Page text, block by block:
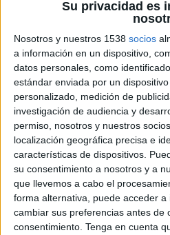
Su privacidad es
Nosotros y nuestros 1538 socios
a información en un dispositivo,
datos personales, como
estándar enviada por un
personalizado, medición de
investigación de audiencia y
permiso, nosotros y nuestros
localización geográfica precisa e
características de dispositivos.
su consentimiento a nosotros y a
que llevemos a cabo el
forma alternativa, puede acceder
cambiar sus preferencias antes de
consentimiento. Tenga en cuenta
11 DE ENERO DE 2016
Fuente: Mediadiamond